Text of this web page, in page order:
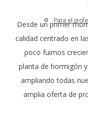
Para el
Desde un primer
calidad centrado en
poco fuimos
planta de hormigón
ampliando todas
amplia oferta de